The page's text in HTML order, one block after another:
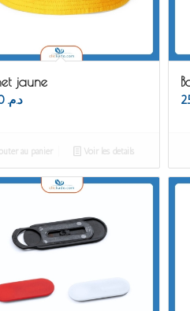
jaune
د.م. 25.00
au panier Voir les détails